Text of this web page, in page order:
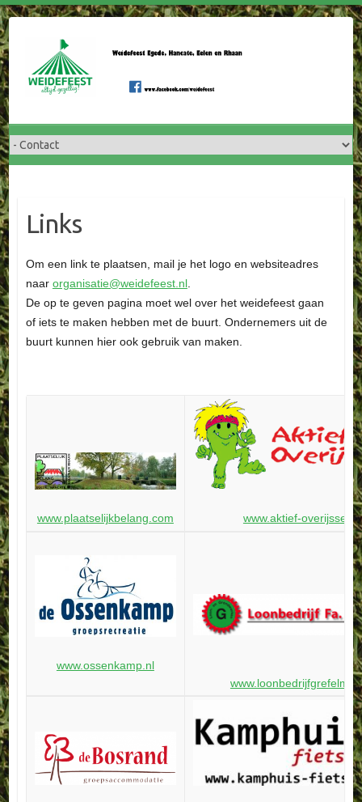
Doorgaan
naar
inhoud
Links
Om een link te plaatsen, mail je het logo en websiteadres
naar organisatie@weidefeest.nl.
De op te geven pagina moet wel over het weidefeest gaan
of iets te maken hebben met de buurt. Ondernemers uit de
buurt kunnen hier ook gebruik van maken.
www.plaatselijkbelang.com www.aktief-overijssel.nl
www.ossenkamp.nl